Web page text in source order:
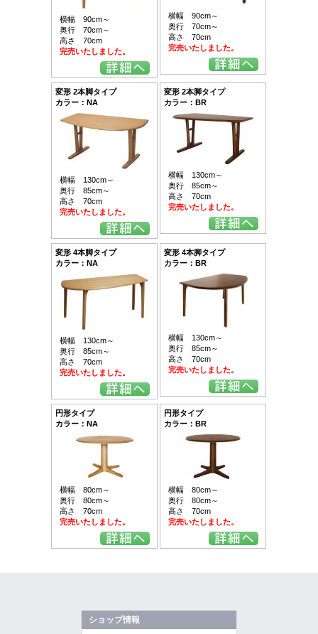
横幅 90cm～
奥行 70cm～
高さ 70cm
完売いたしました。
横幅 90cm～
奥行 70cm～
高さ 70cm
完売いたしました。
変形 2本脚タイプ
カラー：NA
横幅 130cm～
奥行 85cm～
高さ 70cm
完売いたしました。
変形 2本脚タイプ
カラー：BR
横幅 130cm～
奥行 85cm～
高さ 70cm
完売いたしました。
変形 4本脚タイプ
カラー：NA
横幅 130cm～
奥行 85cm～
高さ 70cm
完売いたしました。
変形 4本脚タイプ
カラー：BR
横幅 130cm～
奥行 85cm～
高さ 70cm
完売いたしました。
円形タイプ
カラー：NA
横幅 80cm～
奥行 80cm～
高さ 70cm
完売いたしました。
円形タイプ
カラー：BR
横幅 80cm～
奥行 80cm～
高さ 70cm
完売いたしました。
ショップ情報